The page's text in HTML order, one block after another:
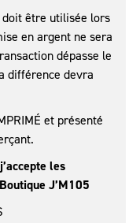
doit être utilisée lors
en argent ne sera
dépasse le
différence devra
et présenté
les
J’M105